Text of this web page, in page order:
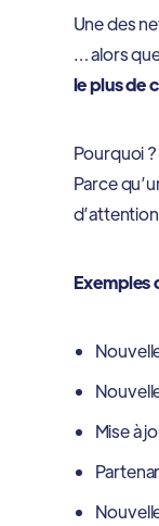
Une des
… alors
le plus de
Pourquoi ?
Parce
Exemples
Mise à